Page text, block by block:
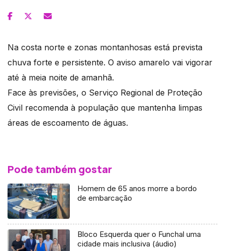
Na costa norte e zonas montanhosas está prevista
chuva forte e persistente. O aviso amarelo vai vigorar
até à meia noite de amanhã.
Face às previsões, o Serviço Regional de Proteção
Civil recomenda à população que mantenha limpas
áreas de escoamento de águas.
Pode também gostar
Homem de 65 anos morre a bordo
de embarcação
Bloco Esquerda quer o Funchal uma
cidade mais inclusiva (áudio)